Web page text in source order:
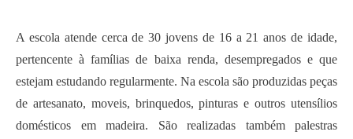
A escola atende cerca de 30 jovens de 16 a 21 anos de idade,
pertencente à famílias de baixa renda, desempregados e que
estejam estudando regularmente. Na escola são produzidas peças
de artesanato, moveis, brinquedos, pinturas e outros utensílios
domésticos em madeira. São realizadas também palestras